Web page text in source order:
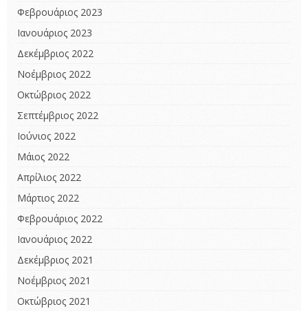
Φεβρουάριος 2023
Ιανουάριος 2023
Δεκέμβριος 2022
Νοέμβριος 2022
Οκτώβριος 2022
Σεπτέμβριος 2022
Ιούνιος 2022
Μάιος 2022
Απρίλιος 2022
Μάρτιος 2022
Φεβρουάριος 2022
Ιανουάριος 2022
Δεκέμβριος 2021
Νοέμβριος 2021
Οκτώβριος 2021